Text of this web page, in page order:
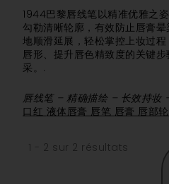
1944巴黎唇线笔以精准优雅之
勾勒清晰轮廓，有效防止唇膏
地顺滑延展，轻松掌控上妆过
唇形、提升唇色精致度的关键
采。.
唇线笔 – 精确描绘 – 长效持妆
口红 液体唇膏 唇笔 唇膏 唇部
1 - 2 sur 2 résultats